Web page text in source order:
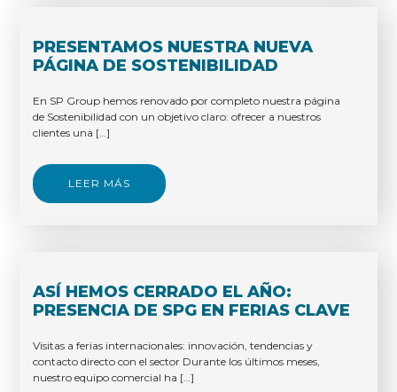
PRESENTAMOS NUESTRA NUEVA
PÁGINA DE SOSTENIBILIDAD
En SP Group hemos renovado por completo nuestra página
de Sostenibilidad con un objetivo claro: ofrecer a nuestros
clientes una […]
LEER MÁS
ASÍ HEMOS CERRADO EL AÑO:
PRESENCIA DE SPG EN FERIAS CLAVE
Visitas a ferias internacionales: innovación, tendencias y
contacto directo con el sector Durante los últimos meses,
nuestro equipo comercial ha […]